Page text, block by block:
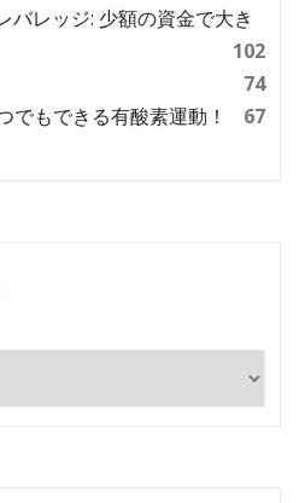
バレッジ: 少額の資金で大き
102
74
でもできる有酸素運動！
67